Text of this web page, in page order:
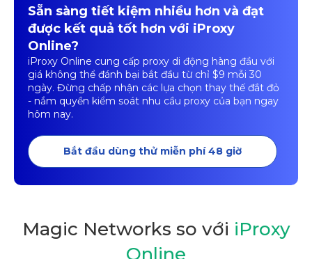
Sẵn sàng tiết kiệm nhiều hơn và đạt
được kết quả tốt hơn với iProxy
Online?
iProxy Online cung cấp proxy di động hàng đầu với
giá không thể đánh bại bắt đầu từ chỉ $9 mỗi 30
ngày. Đừng chấp nhận các lựa chọn thay thế đắt đỏ
- nắm quyền kiểm soát nhu cầu proxy của bạn ngay
hôm nay.
Bắt đầu dùng thử miễn phí 48 giờ
Magic Networks so với iProxy
Online